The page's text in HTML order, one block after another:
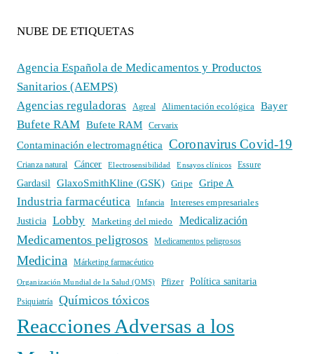
NUBE DE ETIQUETAS
Agencia Española de Medicamentos y Productos
Sanitarios (AEMPS)
Agencias reguladoras
Agreal Alimentación ecológica Bayer
Bufete RAM Bufete RAM Cervarix
Contaminación electromagnética Coronavirus Covid-19
Crianza natural Cáncer Electrosensibilidad Ensayos clínicos Essure
Gardasil GlaxoSmithKline (GSK) Gripe Gripe A
Industria farmacéutica Infancia
Intereses empresariales
Justicia
Lobby Marketing del miedo Medicalización
Medicamentos peligrosos Medicamentos peligrosos
Medicina Márketing farmacéutico
Organización Mundial de la Salud (OMS) Pfizer Política sanitaria
Psiquiatría Químicos tóxicos
Reacciones Adversas a los